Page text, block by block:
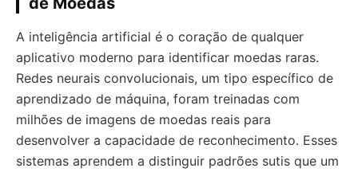
A inteligência artificial é o coração de qualquer
aplicativo moderno para identificar moedas raras.
Redes neurais convolucionais, um tipo específico de
aprendizado de máquina, foram treinadas com
milhões de imagens de moedas reais para
desenvolver a capacidade de reconhecimento. Esses
sistemas aprendem a distinguir padrões sutis que um